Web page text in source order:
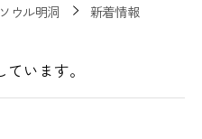
ウル明洞
新着情報
います。